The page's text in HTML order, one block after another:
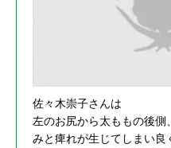
佐々木崇子さんは
左のお尻から太ももの後
みと痺れが生じてしまい良